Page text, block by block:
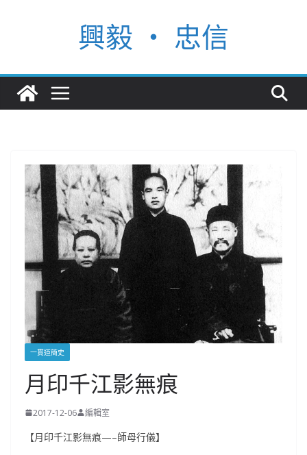
興毅 ‧ 忠信
一貫道簡史
月印千江影無痕
2017-12-06 編輯室
【月印千江影無痕—–師母行儀】